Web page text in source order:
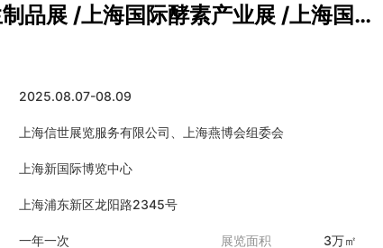
品展 /上海国际酵素产业展 /上海国际
2025.08.07-08.09
上海信世展览服务有限公司、上海燕博会组委会
上海新国际博览中心
上海浦东新区龙阳路2345号
一年一次 展览面积 3万㎡